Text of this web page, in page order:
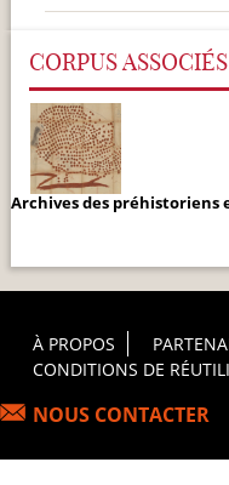
CORPUS ASSOCIÉS
Archives des préhistoriens
Footer
À PROPOS
CONDITIONS DE
NOUS CONTACTER